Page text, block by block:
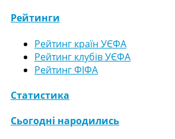
Рейтинги
Рейтинг країн УЄФА
Рейтинг клубів УЄФА
Рейтинг ФІФА
Статистика
Сьогодні народились